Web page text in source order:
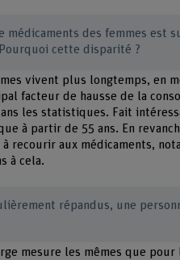
médicaments des femmes est
cette disparité ?
vivent plus longtemps, en
facteur de hausse de la
les statistiques. Fait
à partir de 55 ans. En
recourir aux médicaments,
à cela.
répandus, une
mesure les mêmes que